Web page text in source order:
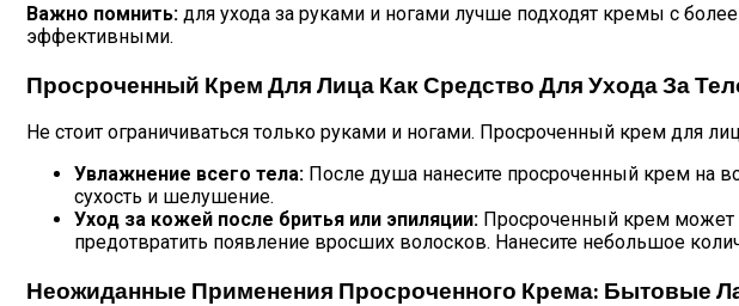
Важно помнить: для ухода за руками и ногами лучше подходят кремы с
эффективными.
Просроченный Крем Для Лица Как Средство Для Ухода За
Не стоит ограничиваться только руками и ногами. Просроченный крем для
Увлажнение всего тела: После душа нанесите просроченный крем на
сухость и шелушение.
Уход за кожей после бритья или эпиляции: Просроченный крем может
предотвратить появление вросших волосков. Нанесите небольшое
Неожиданные Применения Просроченного Крема: Бытовые